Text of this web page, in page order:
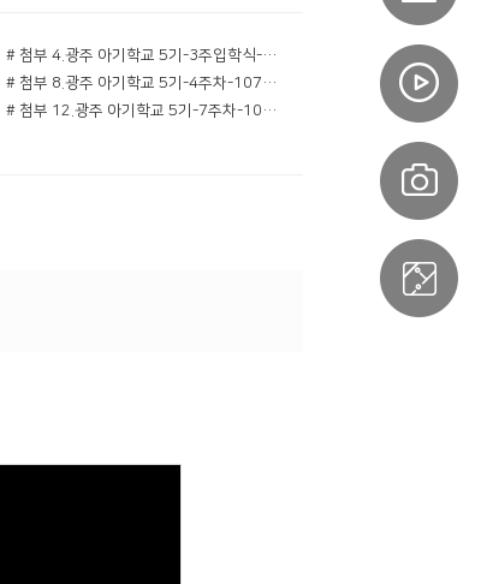
# 첨부 4.광주 아기학교 5기-3주입학식-10452186784.jpg
# 첨부 8.광주 아기학교 5기-4주차-10718136073.jpg
# 첨부 12.광주 아기학교 5기-7주차-10975103244.jpg